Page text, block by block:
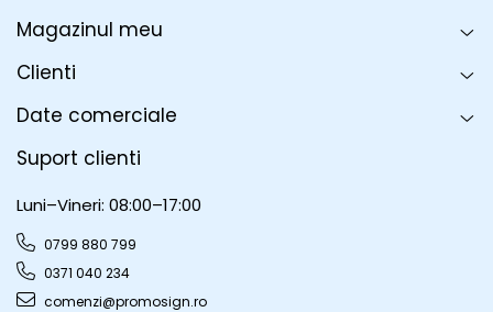
Corturi Pliabile
Infoboard
Standuri expozitionale
Standuri Mari
Standuri Mici
Standuri XL
Magazinul meu
Clienti
Date comerciale
Suport clienti
Luni–Vineri: 08:00–17:00
0799 880 799
0371 040 234
comenzi@promosign.ro